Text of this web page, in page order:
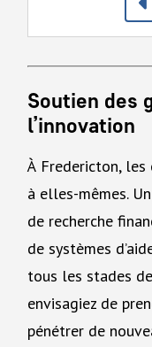
Soutien des
l’innovation
À Fredericton, les
à elles-mêmes.
de recherche
de systèmes
tous les stades
envisagiez de
pénétrer de